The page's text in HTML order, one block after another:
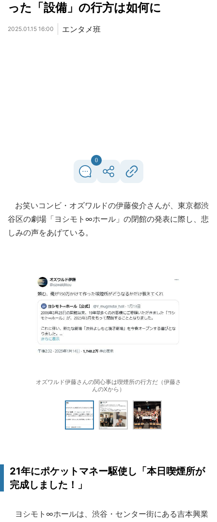
った「設備」の行方は如何に
2025.01.15 16:00 エンタメ班
0
お笑いコンビ・オズワルドの伊藤俊介さんが、東京都渋
谷区の劇場「ヨシモト∞ホール」の閉館の発表に際し、悲
しみの声をあげている。
オズワルド伊藤さんの関心事は喫煙所の行方だ（伊藤さ
んのXから）
21年にポケットマネー駆使し「本日喫煙所が
完成しました！」
ヨシモト∞ホールは、渋谷・センター街にある吉本興業